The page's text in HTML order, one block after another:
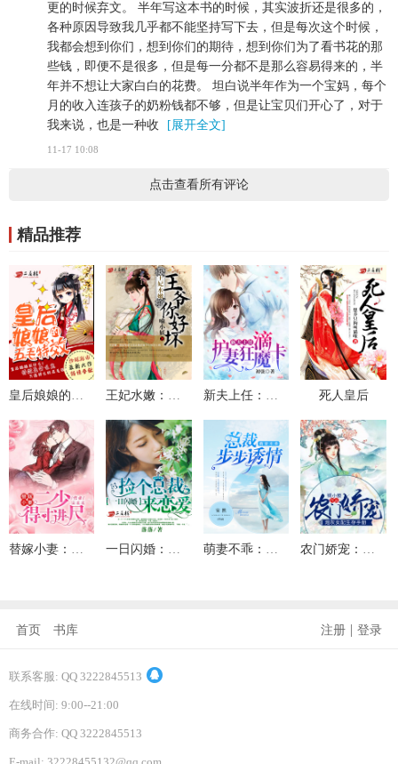
更的时候弃文。 半年写这本书的时候，其实波折还是很多的，
各种原因导致我几乎都不能坚持写下去，但是每次这个时候，
我都会想到你们，想到你们的期待，想到你们为了看书花的那
些钱，即便不是很多，但是每一分都不是那么容易得来的，半
年并不想让大家白白的花费。 坦白说半年作为一个宝妈，每个
月的收入连孩子的奶粉钱都不够，但是让宝贝们开心了，对于
我来说，也是一种收
[展开全文]
11-17 10:08
点击查看所有评论
精品推荐
死人皇后
替嫁小妻：二少，得寸进尺 一日闪婚：捡个总裁来恋爱 萌妻不乖：总裁步步诱情 农门娇宠：炮灰女配生存手册
首页 书库 注册 | 登录
联系客服: QQ 3222845513
在线时间: 9:00--21:00
商务合作: QQ 3222845513